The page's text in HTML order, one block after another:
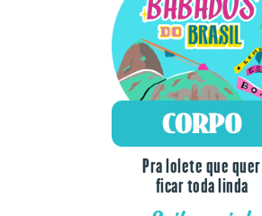
Pra lolete que quer
ficar toda linda